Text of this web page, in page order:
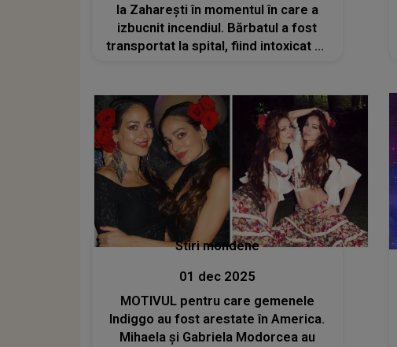
la Zaharești în momentul în care a
izbucnit incendiul. Bărbatul a fost
transportat la spital, fiind intoxicat cu
Stiri mondene
01 dec 2025
MOTIVUL pentru care gemenele
Indiggo au fost arestate în America.
Mihaela și Gabriela Modorcea au